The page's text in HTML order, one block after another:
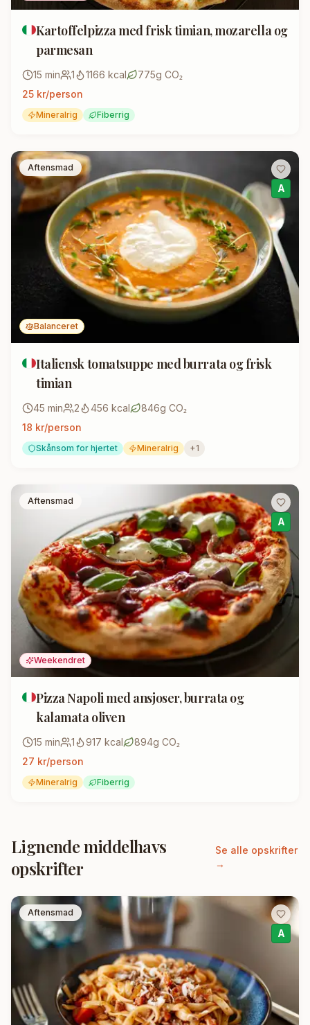
Kartoffelpizza med frisk timian, mozarella og
parmesan
15 min 1 1166 kcal 775g CO₂
25 kr/person
Mineralrig Fiberrig
Balanceret
Aftensmad
A
Italiensk tomatsuppe med burrata og frisk
timian
45 min 2 456 kcal 846g CO₂
18 kr/person
Skånsom for hjertet Mineralrig +1
Weekendret
Aftensmad
A
Pizza Napoli med ansjoser, burrata og
kalamata oliven
15 min 1 917 kcal 894g CO₂
27 kr/person
Mineralrig Fiberrig
Lignende middelhavs
opskrifter
Se alle opskrifter
→
Aftensmad
A